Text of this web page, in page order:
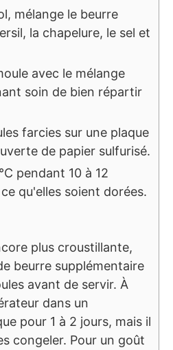
mélange le beurre
la chapelure, le sel et
avec le mélange
soin de bien répartir
farcies sur une plaque
de papier sulfurisé.
pendant 10 à 12
qu'elles soient dorées.
plus croustillante,
beurre supplémentaire
avant de servir. À
dans un
pour 1 à 2 jours, mais il
congeler. Pour un goût